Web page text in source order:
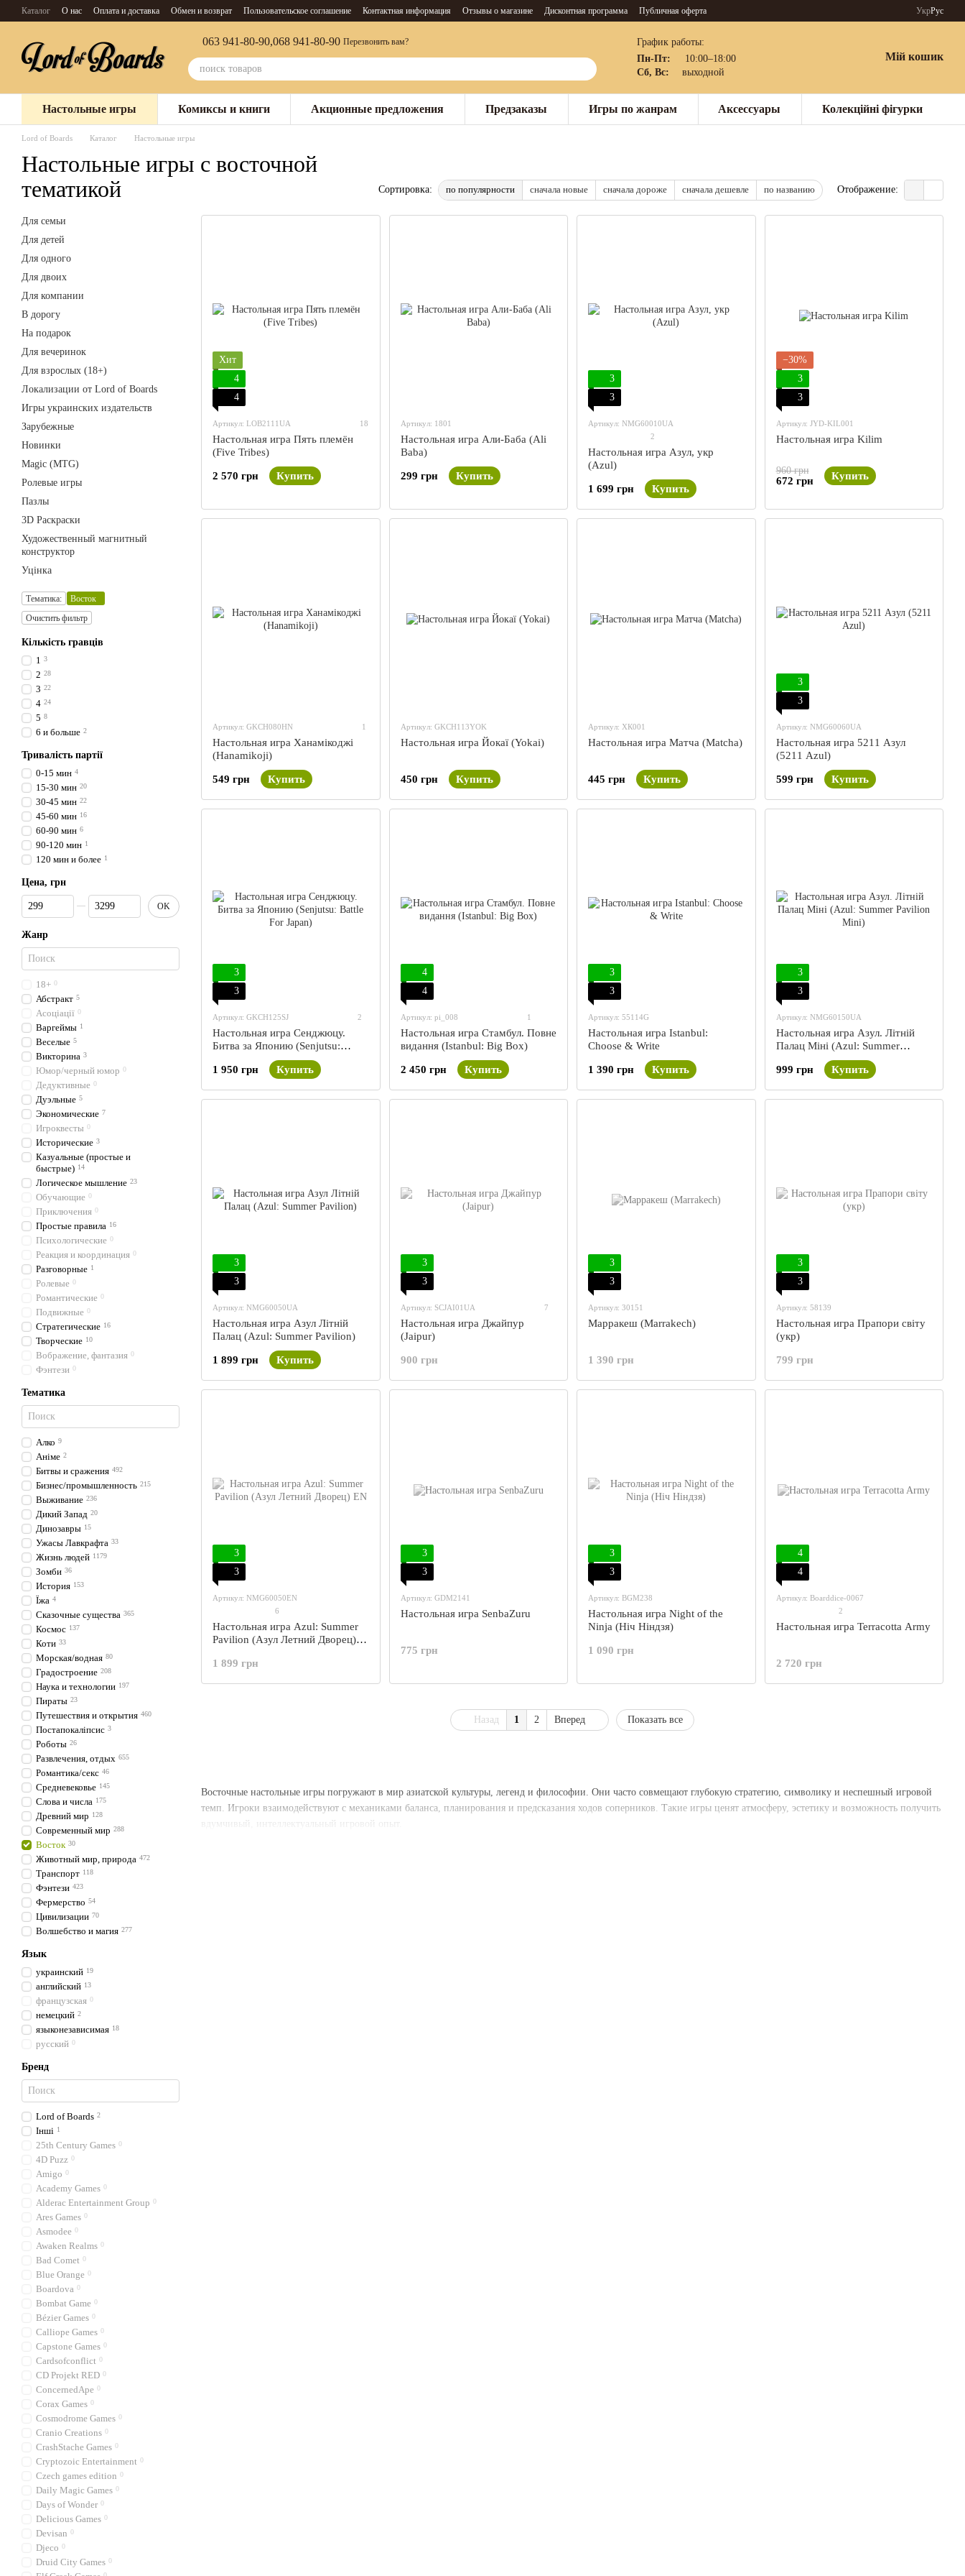
Перейти к основному контенту
Каталог О нас Оплата и доставка Обмен и возврат Пользовательское соглашение Контактная информация Отзывы о магазине Дисконтная программа Публичная оферта УкрРус
063 941-80-90,068 941-80-90 Перезвонить вам?
График работы:
Пн-Пт:
10:00–18:00
Сб, Вс:
выходной
Мій кошик
Настольные игры Комиксы и книги Акционные предложения Предзаказы Игры по жанрам Аксессуары Колекційні фігурки
Lord of Boards Каталог Настольные игры
Настольные игры с восточной
тематикой
Сортировка: по популярности сначала новые сначала дороже сначала дешевле по названию Отображение:
Восточные настольные игры погружают в мир азиатской культуры, легенд и философии. Они часто совмещают глубокую стратегию, символику и неспешный игровой
темп. Игроки взаимодействуют с механиками баланса, планирования и предсказания ходов соперников. Такие игры ценят атмосферу, эстетику и возможность получить
вдумчивый, интеллектуальный игровой опыт.
Хит
4
4
Артикул: LOB2111UA 18
Настольная игра Пять племён
(Five Tribes)
2 570 грн Купить
Артикул: 1801
Настольная игра Али-Баба (Ali
Baba)
299 грн Купить
3
3
Артикул: NMG60010UA
2
Настольная игра Азул, укр
(Azul)
1 699 грн Купить
−30%
3
3
Артикул: JYD-KIL001
Настольная игра Kilim
960 грн
672 грн Купить
Артикул: GKCH080HN 1
Настольная игра Ханамікоджі
(Hanamikoji)
549 грн Купить
Артикул: GKCH113YOK
Настольная игра Йокаї (Yokai)
450 грн Купить
Артикул: ХК001
Настольная игра Матча (Matcha)
445 грн Купить
3
3
Артикул: NMG60060UA
Настольная игра 5211 Азул
(5211 Azul)
599 грн Купить
3
3
Артикул: GKCH125SJ 2
Настольная игра Сенджюцу.
Битва за Японию (Senjutsu:
Battle For Japan)
1 950 грн
Купить
4
4
Артикул: pi_008 1
Настольная игра Стамбул. Повне
видання (Istanbul: Big Box)
2 450 грн Купить
3
3
Артикул: 55114G
Настольная игра Istanbul:
Choose & Write
1 390 грн Купить
3
3
Артикул: NMG60150UA
Настольная игра Азул. Літній
Палац Міні (Azul: Summer
Pavilion Mini)
999 грн
Купить
3
3
Артикул: NMG60050UA
Настольная игра Азул Літній
Палац (Azul: Summer Pavilion)
1 899 грн Купить
3
3
Артикул: SCJAI01UA 7
Настольная игра Джайпур
(Jaipur)
900 грн
3
3
Артикул: 30151
Марракеш (Marrakech)
1 390 грн
3
3
Артикул: 58139
Настольная игра Прапори світу
(укр)
799 грн
3
3
Артикул: NMG60050EN
6
Настольная игра Azul: Summer
Pavilion (Азул Летний Дворец)
1 899 грн
3
3
Артикул: GDM2141
Настольная игра SenbaZuru
775 грн
3
3
Артикул: BGM238
Настольная игра Night of the
Ninja (Ніч Ніндзя)
1 090 грн
4
4
Артикул: Boarddice-0067
2
Настольная игра Terracotta Army
2 720 грн
Назад 1 2 Вперед Показать все
Для семьи
Для детей
Для одного
Для двоих
Для компании
В дорогу
На подарок
Для вечеринок
Для взрослых (18+)
Локализации от Lord of Boards
Игры украинских издательств
Зарубежные
Новинки
Magic (MTG)
Ролевые игры
Пазлы
3D Раскраски
Художественный магнитный
конструктор
Уцінка
Тематика:
Восток
Очистить фильтр
Кількість гравців
1 3
2 28
3 22
4 24
5 8
6 и больше 2
Тривалість партії
0-15 мин 4
15-30 мин 20
30-45 мин 22
45-60 мин 16
60-90 мин 6
90-120 мин 1
120 мин и более 1
Цена, грн
От Цена, грн
До Цена, грн
OK
Жанр
18+ 0
Абстракт 5
Асоціації 0
Варгеймы 1
Веселые 5
Викторина 3
Юмор/черный юмор 0
Дедуктивные 0
Дуэльные 5
Экономические 7
Игроквесты 0
Исторические 3
Казуальные (простые и
быстрые) 14
Логическое мышление 23
Обучающие 0
Приключения 0
Простые правила 16
Психологические 0
Реакция и координация 0
Разговорные 1
Ролевые 0
Романтические 0
Подвижные 0
Стратегические 16
Творческие 10
Вображение, фантазия 0
Фэнтези 0
Тематика
Алко 9
Аніме 2
Битвы и сражения 492
Бизнес/промышленность 215
Выживание 236
Дикий Запад 20
Динозавры 15
Ужасы Лавкрафта 33
Жизнь людей 1179
Зомби 36
История 153
Їжа 4
Сказочные существа 365
Космос 137
Коти 33
Морская/водная 80
Градостроение 208
Наука и технологии 197
Пираты 23
Путешествия и открытия 460
Постапокаліпсис 3
Роботы 26
Развлечения, отдых 655
Романтика/секс 46
Средневековье 145
Слова и числа 175
Древний мир 128
Современный мир 288
Восток 30
Животный мир, природа 472
Транспорт 118
Фэнтези 423
Фермерство 54
Цивилизации 70
Волшебство и магия 277
Язык
украинский 19
английский 13
французская 0
немецкий 2
языконезависимая 18
русский 0
Бренд
Lord of Boards 2
Інші 1
25th Century Games 0
4D Puzz 0
Amigo 0
Academy Games 0
Alderac Entertainment Group 0
Ares Games 0
Asmodee 0
Awaken Realms 0
Bad Comet 0
Blue Orange 0
Boardova 0
Bombat Game 0
Bézier Games 0
Calliope Games 0
Capstone Games 0
Cardsofconflict 0
CD Projekt RED 0
ConcernedApe 0
Corax Games 0
Cosmodrome Games 0
Cranio Creations 0
CrashStache Games 0
Cryptozoic Entertainment 0
Czech games edition 0
Daily Magic Games 0
Days of Wonder 0
Delicious Games 0
Devisan 0
Djeco 0
Druid City Games 0